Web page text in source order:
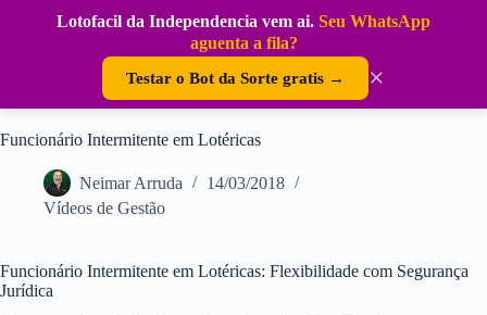
Lotofacil da Independencia vem ai. Seu WhatsApp
aguenta a fila?
Testar o Bot da Sorte gratis → ×
Funcionário Intermitente em Lotéricas
Neimar Arruda
14/03/2018
Vídeos de Gestão
Funcionário Intermitente em Lotéricas: Flexibilidade com Segurança
Jurídica